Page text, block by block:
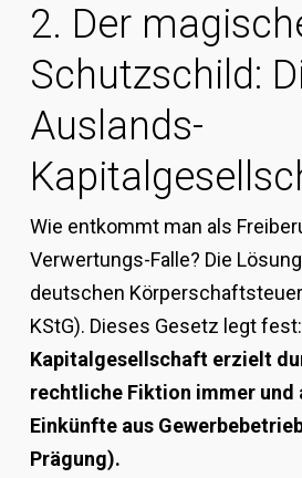
2. Der
Schutzschild:
Auslands-
Wie entkommt man als
Verwertungs-Falle? Die
deutschen
KStG). Dieses Gesetz legt fest:
Kapitalgesellschaft erzielt
rechtliche Fiktion immer und
Einkünfte aus
Prägung).